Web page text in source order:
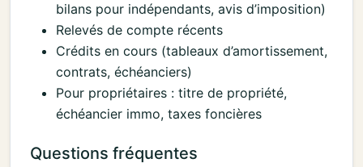
bilans pour indépendants, avis d’imposition)
Relevés de compte récents
Crédits en cours (tableaux d’amortissement,
contrats, échéanciers)
Pour propriétaires : titre de propriété,
échéancier immo, taxes foncières
Questions fréquentes